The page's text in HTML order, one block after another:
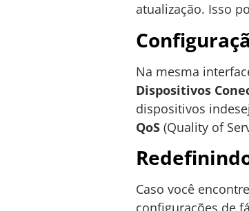
atualização. Isso
Na mesma
Dispositivos
dispositivos
QoS (Quality of
Caso você
configurações de